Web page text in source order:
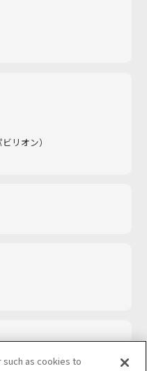
リオン）​
as cookies to